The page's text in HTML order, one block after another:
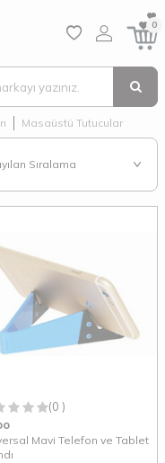
0
Masaüstü Tutucular
(0 )
Mavi Telefon ve Tablet